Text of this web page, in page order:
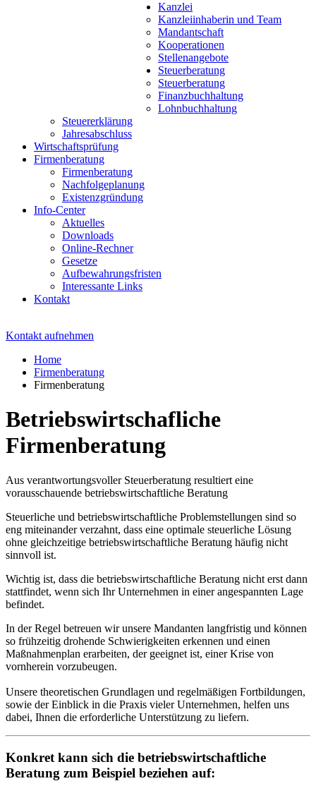
Kanzlei
Kanzleiinhaberin und Team
Mandantschaft
Kooperationen
Stellenangebote
Steuerberatung
Steuerberatung
Finanzbuchhaltung
Lohnbuchhaltung
Steuererklärung
Jahresabschluss
Wirtschaftsprüfung
Firmenberatung
Firmenberatung
Nachfolgeplanung
Existenzgründung
Info-Center
Aktuelles
Downloads
Online-Rechner
Gesetze
Aufbewahrungsfristen
Interessante Links
Kontakt
Kontakt aufnehmen
Home
Firmenberatung
Firmenberatung
Betriebswirtschafliche
Firmenberatung
Aus verantwortungsvoller Steuerberatung resultiert eine
vorausschauende betriebswirtschaftliche Beratung
Steuerliche und betriebswirtschaftliche Problemstellungen sind so
eng miteinander verzahnt, dass eine optimale steuerliche Lösung
ohne gleichzeitige betriebswirtschaftliche Beratung häufig nicht
sinnvoll ist.
Wichtig ist, dass die betriebswirtschaftliche Beratung nicht erst dann
stattfindet, wenn sich Ihr Unternehmen in einer angespannten Lage
befindet.
In der Regel betreuen wir unsere Mandanten langfristig und können
so frühzeitig drohende Schwierigkeiten erkennen und einen
Maßnahmenplan erarbeiten, der geeignet ist, einer Krise von
vornherein vorzubeugen.
Unsere theoretischen Grundlagen und regelmäßigen Fortbildungen,
sowie der Einblick in die Praxis vieler Unternehmen, helfen uns
dabei, Ihnen die erforderliche Unterstützung zu liefern.
Konkret kann sich die betriebswirtschaftliche
Beratung zum Beispiel beziehen auf: